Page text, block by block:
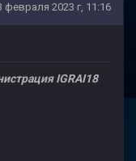
февраля 2023 г, 11:16
IGRAI18